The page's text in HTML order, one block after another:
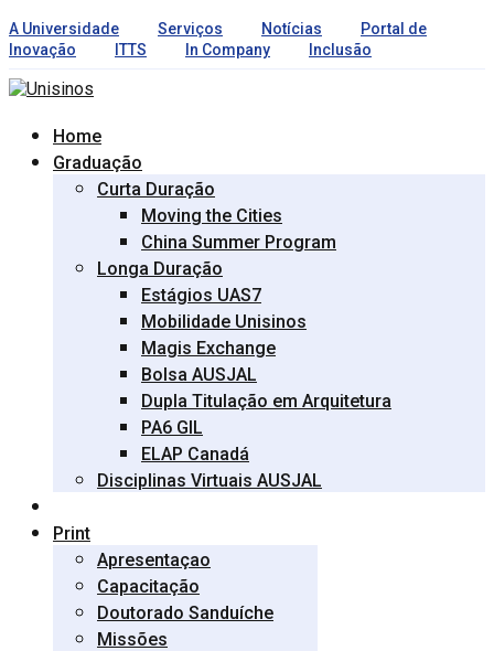
A Universidade Serviços Notícias
Portal de
Inovação
ITTS In Company Inclusão
Home
Graduação
Curta Duração
Moving the Cities
China Summer Program
Longa Duração
Estágios UAS7
Mobilidade Unisinos
Magis Exchange
Bolsa AUSJAL
Dupla Titulação em Arquitetura
PA6 GIL
ELAP Canadá
Disciplinas Virtuais AUSJAL
Print
Apresentaçao
Capacitação
Doutorado Sanduíche
Missões